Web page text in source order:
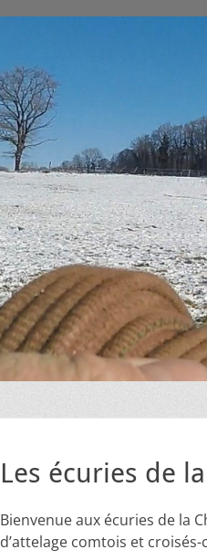
Les écuries de
Bienvenue aux écuries de la
d’attelage comtois et